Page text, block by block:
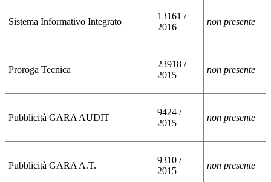
Sistema Informativo Integrato
13161 /
2016
non presente
Proroga Tecnica
23918 /
2015
non presente
Pubblicità GARA AUDIT
9424 /
2015
non presente
Pubblicità GARA A.T.
9310 /
2015
non presente